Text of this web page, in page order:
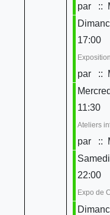
par
::
17:00
par
::
11:30
Ateliers
par
::
22:00
Expo de